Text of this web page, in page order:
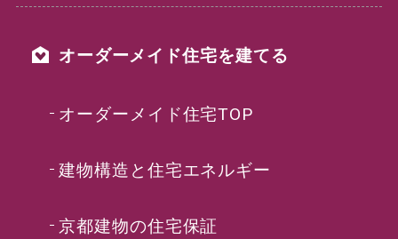
オーダーメイド住宅を建てる
オーダーメイド住宅TOP
建物構造と住宅エネルギー
京都建物の住宅保証